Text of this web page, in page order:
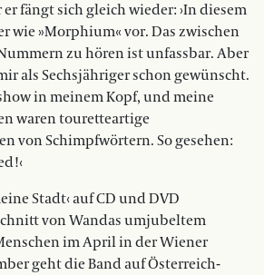
fängt sich gleich wieder: ›In diesem
wie »Morphium« vor. Das zwischen
zu hören ist unfassbar. Aber
als Sechsjähriger schon gewünscht.
in meinem Kopf, und meine
waren touretteartige
von Schimpfwörtern. So gesehen:
Stadt‹ auf CD und DVD
von Wandas umjubeltem
im April in der Wiener
geht die Band auf Österreich­-